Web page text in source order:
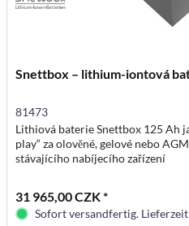
Snettbox – lithium-iontová
81473
Lithiová baterie Snettbox 125 Ah
play“ za olověné, gelové nebo
stávajícího nabíjecího zařízení
31 965,00 CZK *
Sofort versandfertig. Lieferzeit